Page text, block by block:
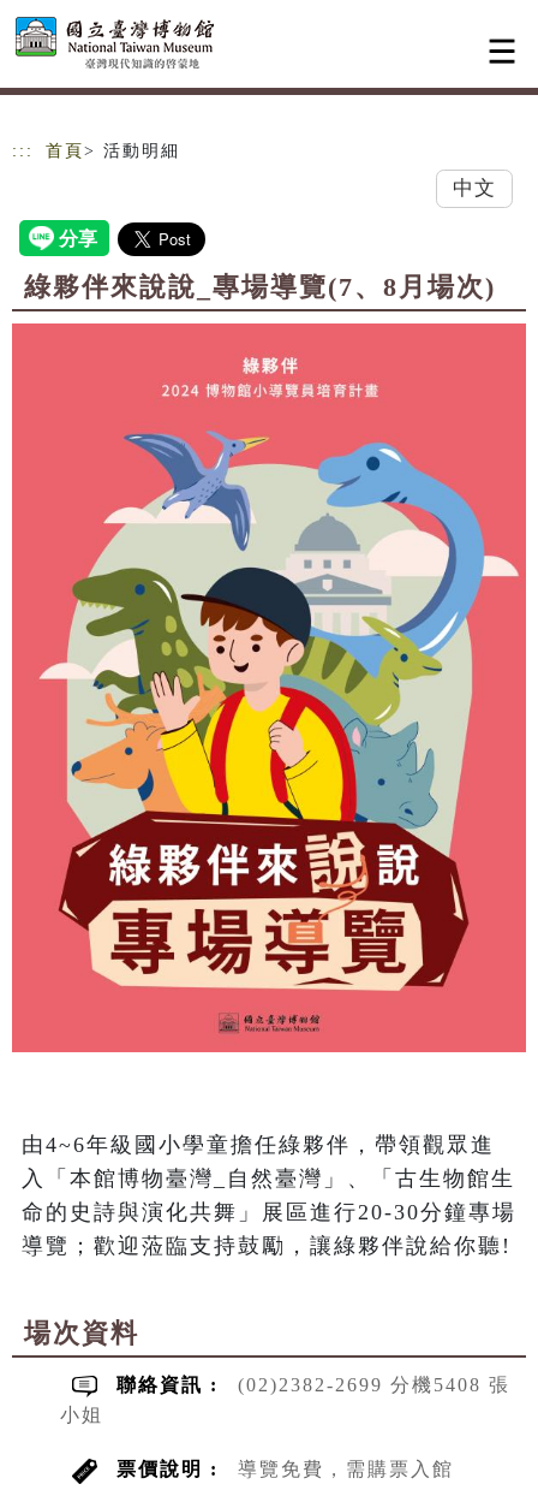
跳到主要內容
網站導覽
::: 首頁 > 活動明細
中文
綠夥伴來說說_專場導覽(7、8月場次)
由4~6年級國小學童擔任綠夥伴，帶領觀眾進
入「本館博物臺灣_自然臺灣」、「古生物館生
命的史詩與演化共舞」展區進行20-30分鐘專場
導覽；歡迎蒞臨支持鼓勵，讓綠夥伴說給你聽!
場次資料
聯絡資訊 :
(02)2382-2699 分機5408 張
小姐
票價說明 : 導覽免費，需購票入館